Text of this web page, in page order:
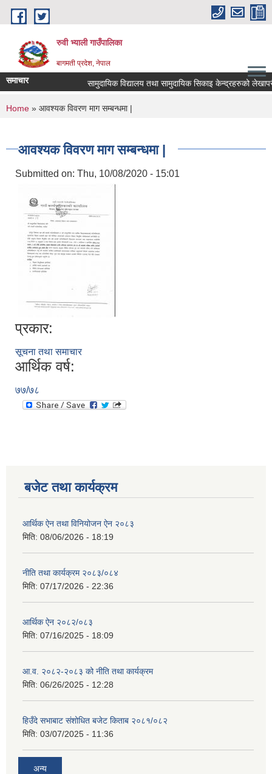
Skip to main content
रुवी भ्याली गाउँपालिका
बागमती प्रदेश, नेपाल
समाचार सामुदायिक विद्यालय तथा सामुदायिक सिकाइ केन्द्रहरुको
You are here
Home » आवश्यक विवरण माग सम्बन्धमा |
आवश्यक विवरण माग सम्बन्धमा |
Submitted on: Thu, 10/08/2020 - 15:01
प्रकार:
सूचना तथा समाचार
आर्थिक वर्ष:
७७/७८
बजेट तथा कार्यक्रम
आर्थिक ऐन तथा विनियोजन ऐन २०८३
मिति: 08/06/2026 - 18:19
नीति तथा कार्यक्रम २०८३/०८४
मिति: 07/17/2026 - 22:36
आर्थिक ऐन २०८२/०८३
मिति: 07/16/2025 - 18:09
आ.व. २०८२-२०८३ को नीति तथा कार्यक्रम
मिति: 06/26/2025 - 12:28
हिउँदे सभाबाट संशोधित बजेट किताब २०८१/०८२
मिति: 03/07/2025 - 11:36
अन्य